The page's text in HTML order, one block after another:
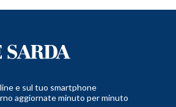
e sul tuo smartphone
aggiornate minuto per minuto